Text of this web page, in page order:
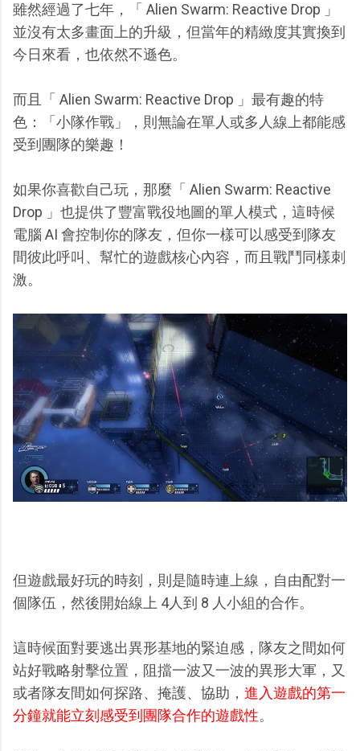
雖然經過了七年，「 Alien Swarm: Reactive Drop 」
並沒有太多畫面上的升級，但當年的精緻度其實換到
今日來看，也依然不遜色。
而且「 Alien Swarm: Reactive Drop 」最有趣的特
色：「小隊作戰」，則無論在單人或多人線上都能感
受到團隊的樂趣！
如果你喜歡自己玩，那麼「 Alien Swarm: Reactive
Drop 」也提供了豐富戰役地圖的單人模式，這時候
電腦 AI 會控制你的隊友，但你一樣可以感受到隊友
間彼此呼叫、幫忙的遊戲核心內容，而且戰鬥同樣刺
激。
但遊戲最好玩的時刻，則是隨時連上線，自由配對一
個隊伍，然後開始線上 4人到 8 人小組的合作。
這時候面對要逃出異形基地的緊迫感，隊友之間如何
站好戰略射擊位置，阻擋一波又一波的異形大軍，又
或者隊友間如何探路、掩護、協助， 進入遊戲的第一
分鐘就能立刻感受到團隊合作的遊戲性。